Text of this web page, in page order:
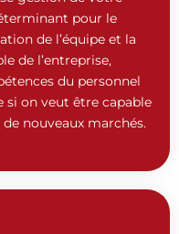
pour le
de l’équipe et la
de l’entreprise,
du personnel
si on veut être capable
nouveaux marchés.